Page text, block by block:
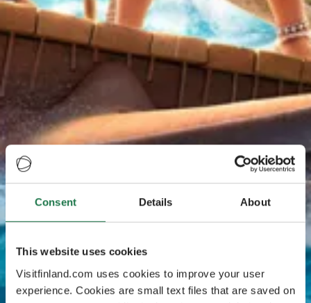
Consent Details About
This website uses cookies
Visitfinland.com uses cookies to improve your user
experience. Cookies are small text files that are saved on